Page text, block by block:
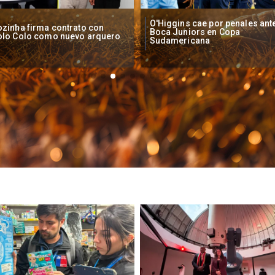
cae por penales ante
Juniors en Copa
Operadores de apuestas
piden acelerar regulación en
Chile